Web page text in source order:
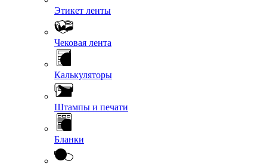
Этикет ленты
Чековая лента
Калькуляторы
Штампы и печати
Бланки